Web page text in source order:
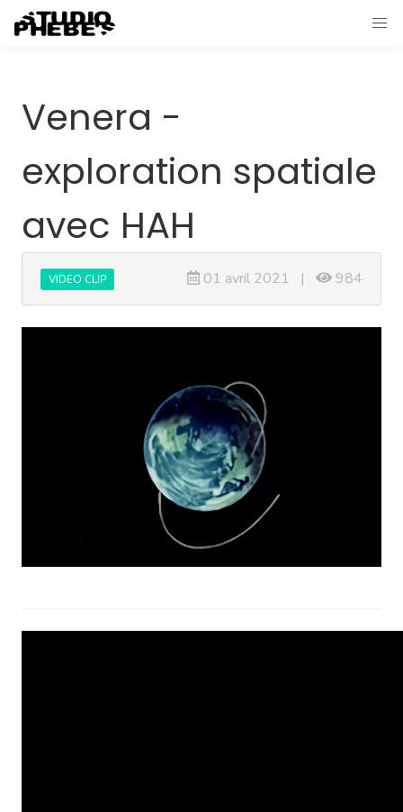
Venera -
exploration spatiale
avec HAH
01 avril 2021 | 984
VIDEO CLIP